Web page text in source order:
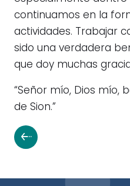
continuamos en la
actividades. Trabajar
sido una verdadera
que doy muchas
“Señor mío, Dios mío,
de Sion.”